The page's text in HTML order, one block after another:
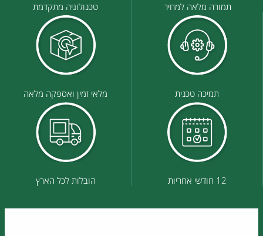
תמורה מלאה למחיר טכנולוגיה מתקדמת
תמיכה טכנית מלאי זמין ואספקה מלאה
12 חודשי אחריות הובלות לכל הארץ